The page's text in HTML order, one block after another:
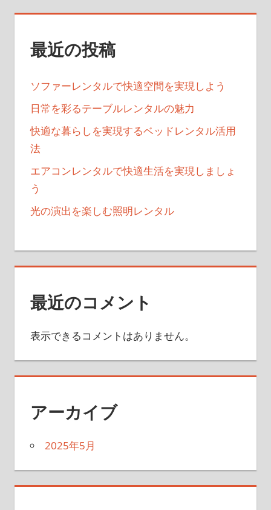
最近の投稿
ソファーレンタルで快適空間を実現しよう
日常を彩るテーブルレンタルの魅力
快適な暮らしを実現するベッドレンタル活用
法
エアコンレンタルで快適生活を実現しましょ
う
光の演出を楽しむ照明レンタル
最近のコメント
表示できるコメントはありません。
アーカイブ
2025年5月